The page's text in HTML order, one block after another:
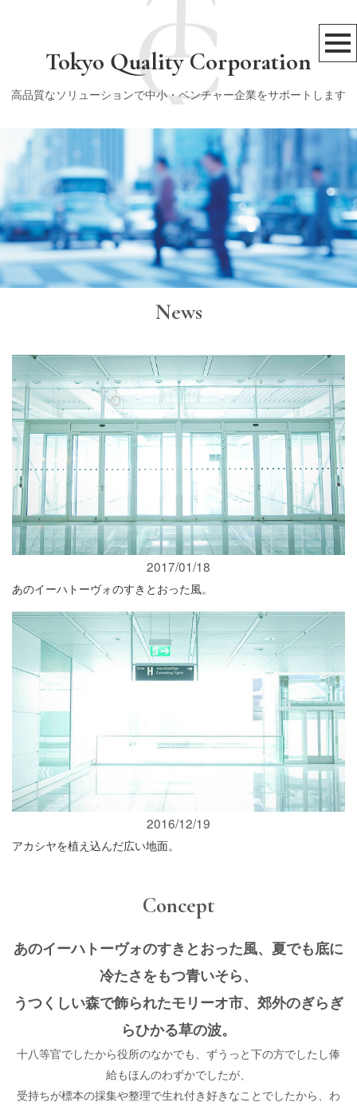
Tokyo Quality Corporation
高品質なソリューションで中小・ベンチャー企業をサポートします
News
2017/01/18
あのイーハトーヴォのすきとおった風。
2016/12/19
アカシヤを植え込んだ広い地面。
Concept
あのイーハトーヴォのすきとおった風、夏でも底に
冷たさをもつ青いそら、
うつくしい森で飾られたモリーオ市、郊外のぎらぎ
らひかる草の波。
十八等官でしたから役所のなかでも、ずうっと下の方でしたし俸
給もほんのわずかでしたが、
受持ちが標本の採集や整理で生れ付き好きなことでしたから、わ